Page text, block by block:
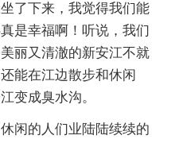
了下来，我觉得我们能
是幸福啊！听说，我们
丽又清澈的新安江不就
能在江边散步和休闲
变成臭水沟。
闲的人们业陆陆续续的